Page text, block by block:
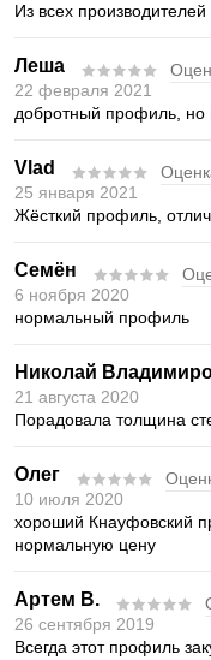
Из всех
Леша
22 февраля 2021
добротный профиль, но
Vlad
25 января 2021
Жёсткий профиль,
Семён
6 ноября 2020
нормальный профиль
Николай
21 августа 2020
Порадовала толщина
Олег
10 июля 2020
хороший Кнауфовский
нормальную цену
Артем В.
26 сентября 2019
Всегда этот профиль